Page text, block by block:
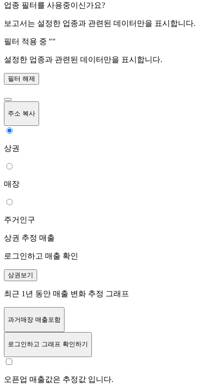
업종 필터를 사용중이신가요?
보고서는 설정한 업종과 관련된 데이터만을 표시합니다.
필터 적용 중 ""
설정한 업종과 관련된 데이터만을 표시합니다.
필터 해제
주소 복사
상권
매장
주거인구
상권 추정 매출
로그인하고 매출 확인
상권보기
최근 1년 동안 매출 변화 추정 그래프
과거매장 매출포함
로그인하고 그래프 확인하기
오픈업 매출값은 추정값 입니다.